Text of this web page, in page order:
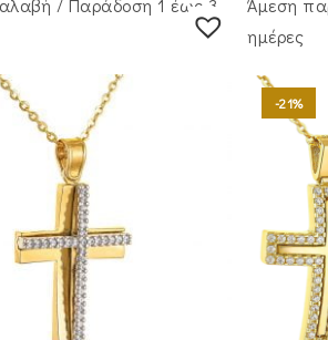
/ Παράδoση 1 έως 3
Άμεση
ημέρες
-21%